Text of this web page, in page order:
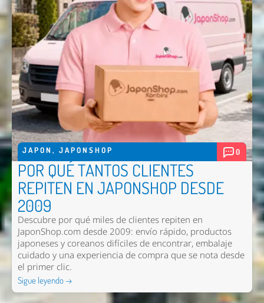
JAPON , JAPONSHOP 0
POR QUÉ TANTOS CLIENTES
REPITEN EN JAPONSHOP DESDE
2009
Descubre por qué miles de clientes repiten en
JaponShop.com desde 2009: envío rápido, productos
japoneses y coreanos difíciles de encontrar, embalaje
cuidado y una experiencia de compra que se nota desde
el primer clic.
Sigue leyendo →